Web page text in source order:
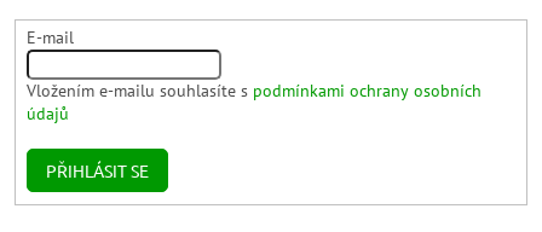
E-mail
Vložením e-mailu souhlasíte s podmínkami ochrany osobních
údajů
PŘIHLÁSIT SE